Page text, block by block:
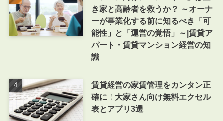
き家と高齢者を救うか？ ～オーナ
ーが事業化する前に知るべき「可
能性」と「運営の覚悟」～|賃貸ア
パート・賃貸マンション経営の知
識
賃貸経営の家賃管理をカンタン正
確に！大家さん向け無料エクセル
表とアプリ3選